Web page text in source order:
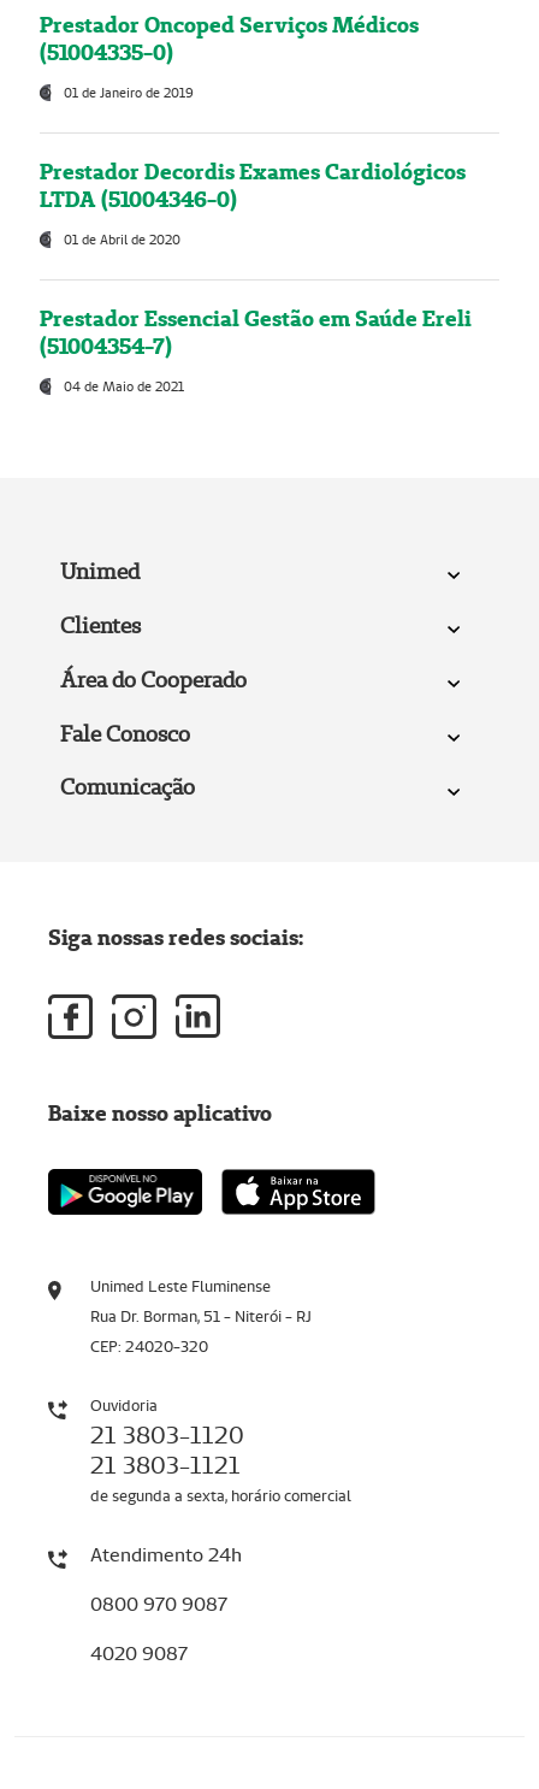
Prestador Oncoped Serviços Médicos
(51004335-0)
01 de Janeiro de 2019
Prestador Decordis Exames Cardiológicos
LTDA (51004346-0)
01 de Abril de 2020
Prestador Essencial Gestão em Saúde Ereli
(51004354-7)
04 de Maio de 2021
Unimed
Clientes
Área do Cooperado
Fale Conosco
Comunicação
Unimed Leste Fluminense
Rua Dr. Borman, 51 - Niterói - RJ
CEP: 24020-320
Ouvidoria
21 3803-1120
21 3803-1121
de segunda a sexta, horário comercial
Atendimento 24h
0800 970 9087
4020 9087
Siga nossas redes sociais:
Baixe nosso aplicativo